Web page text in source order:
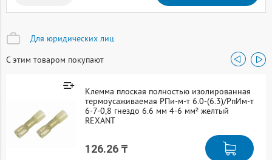
Для юридических лиц
С этим товаром покупают
Клемма плоская полностью изолированная
термоусаживаемая РПи-м-т 6.0-(6.3)/РпИм-т
6-7-0,8 гнездо 6.6 мм 4-6 мм² желтый
REXANT
126.26 ₸